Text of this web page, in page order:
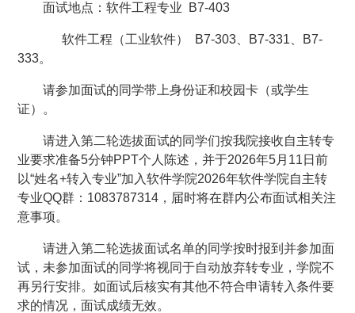
面试地点：软件工程专业 B7-403
软件工程（工业软件） B7-303、B7-331、B7-
333。
请参加面试的同学带上身份证和校园卡（或学生
证）。
请进入第二轮选拔面试的同学们按我院接收自主转专
业要求准备5分钟PPT个人陈述，并于2026年5月11日前
以“姓名+转入专业”加入软件学院2026年软件学院自主转
专业QQ群：1083787314，届时将在群内公布面试相关注
意事项。
请进入第二轮选拔面试名单的同学按时报到并参加面
试，未参加面试的同学将视同于自动放弃转专业，学院不
再另行安排。如面试后核实有其他不符合申请转入条件要
求的情况，面试成绩无效。